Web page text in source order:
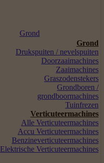
Grond
Grond
Drukspuiten / nevelspuiten
Doorzaaimachines
Zaaimachines
Graszodenstekers
Grondboren /
grondboormachines
Tuinfrezen
Verticuteermachines
Alle Verticuteermachines
Accu Verticuteermachines
Benzineverticuteermachines
Elektrische Verticuteermachines